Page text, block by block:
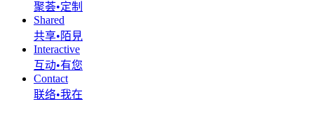
聚荟•定制
Shared
共享•陌見
Interactive
互动•有您
Contact
联络•我在